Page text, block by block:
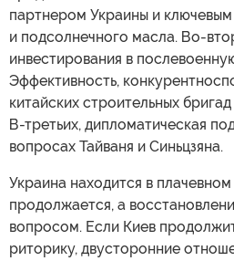
партнером Украины и
и подсолнечного масла. Во-
инвестирования в
Эффективность,
китайских строительных
В-третьих, дипломатическая
вопросах Тайваня и Синьцзяна.
Украина находится в
продолжается, а
вопросом. Если Киев
риторику, двусторонние